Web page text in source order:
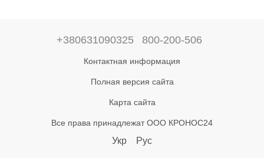
+380631090325 800-200-506
Контактная информация
Полная версия сайта
Карта сайта
Все права принадлежат ООО КРОНОС24
Укр Рус